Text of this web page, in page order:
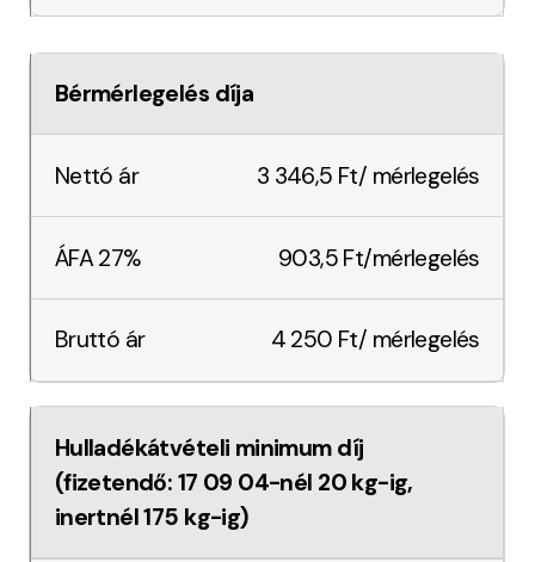
Bérmérlegelés díja
3 346,5 Ft/ mérlegelés
903,5 Ft/mérlegelés
4 250 Ft/ mérlegelés
Hulladékátvételi minimum díj
(fizetendő: 17 09 04-nél 20 kg-ig,
inertnél 175 kg-ig)